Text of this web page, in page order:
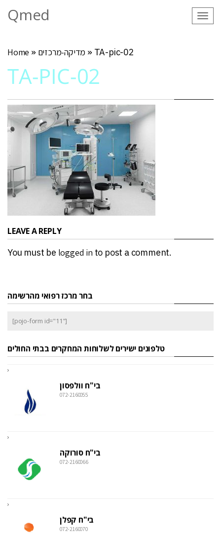
Qmed
Home » מדיקה-מרכזים » TA-pic-02
TA-PIC-02
LEAVE A REPLY
You must be logged in to post a comment.
בחר מרכז רפואי מהרשימה
[pojo-form id="11"]
טלפונים ישירים לשלוחות המחקרים בבתי החולים
בי"ח וולפסון
072-2160055
בי"ח סורוקה
072-2160066
בי"ח קפלן
072-2160070